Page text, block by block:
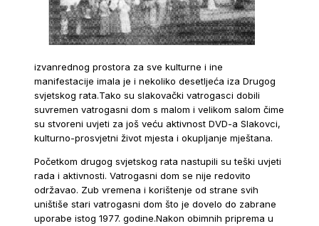
izvanrednog prostora za sve kulturne i ine
manifestacije imala je i nekoliko desetljeća iza Drugog
svjetskog rata.Tako su slakovački vatrogasci dobili
suvremen vatrogasni dom s malom i velikom salom čime
su stvoreni uvjeti za još veću aktivnost DVD-a Slakovci,
kulturno-prosvjetni život mjesta i okupljanje mještana.
Početkom drugog svjetskog rata nastupili su teški uvjeti
rada i aktivnosti. Vatrogasni dom se nije redovito
održavao. Zub vremena i korištenje od strane svih
uništiše stari vatrogasni dom što je dovelo do zabrane
uporabe istog 1977. godine.Nakon obimnih priprema u